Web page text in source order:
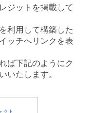
ジットを掲載して
利用して構築した
ッチへリンクを表
ば下記のようにク
いたします。